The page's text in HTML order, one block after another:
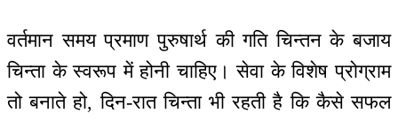
वर्तमान समय प्रमाण पुरुषार्थ की गति चिन्तन के बजाय
चिन्ता के स्वरूप में होनी चाहिए। सेवा के विशेष प्रोग्राम
तो बनाते हो, दिन-रात चिन्ता भी रहती है कि कैसे सफल